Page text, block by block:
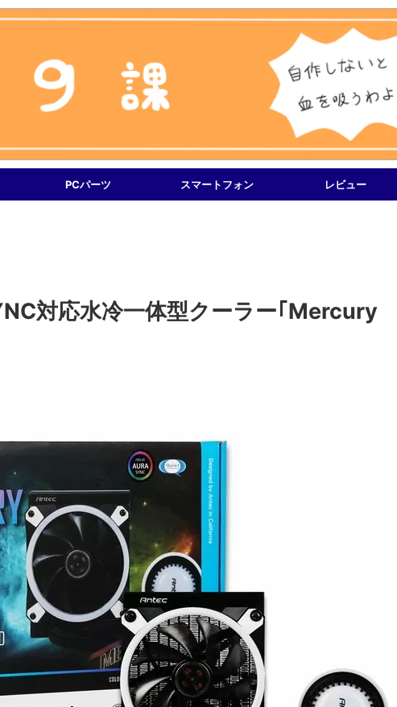
PCパーツ スマートフォン レビュー
対応水冷一体型クーラー｢Mercury